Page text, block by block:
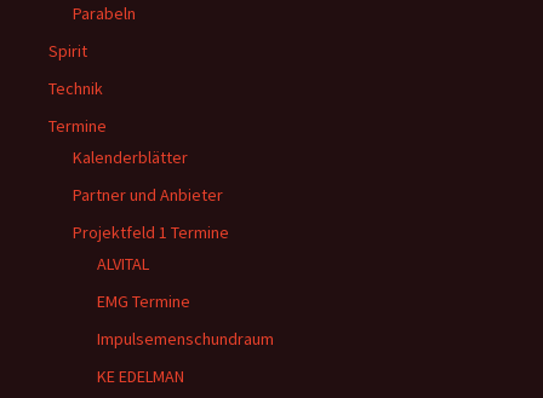
Parabeln
Spirit
Technik
Termine
Kalenderblätter
Partner und Anbieter
Projektfeld 1 Termine
ALVITAL
EMG Termine
Impulsemenschundraum
KE EDELMAN